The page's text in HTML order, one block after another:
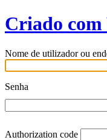
Criado com
Nome de utilizador ou
Senha
Authorization code